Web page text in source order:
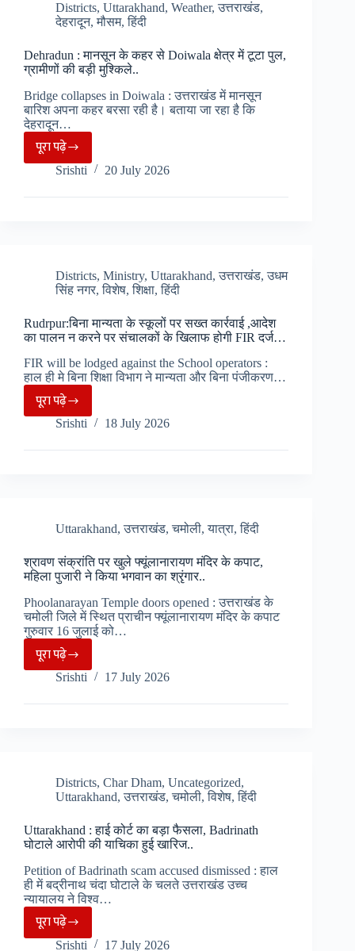
CM
धामी
ने
किया
दिवसीय
आयोजन,
शहीदों
को
Districts, Uttarakhand, Weather,उत्तराखंड,
देहरादून,मौसम,हिंदी
Dehradun : मानसून के कहर से Doiwala क्षेत्र में टूटा पुल,
ग्रामीणों की बड़ी मुश्किले..
Bridge collapses in Doiwala : उत्तराखंड में मानसून
बारिश अपना कहर बरसा रही है। बताया जा रहा है कि
देहरादून…
पूरा पढ़ेDehradun
:
मानसून
Doiwala
क्षेत्र
टूटा
पुल,
ग्रामीणों
की
बड़ी
मुश्किले..
Srishti 20 July 2026
Districts, Ministry, Uttarakhand,उत्तराखंड,उधम
सिंह नगर,विशेष,शिक्षा,हिंदी
Rudrpur:बिना मान्यता के स्कूलों पर सख्त कार्रवाई ,आदेश
का पालन न करने पर संचालकों के खिलाफ होगी FIR दर्ज…
FIR will be lodged against the School operators :
हाल ही मे बिना शिक्षा विभाग ने मान्यता और बिना पंजीकरण…
पूरा पढ़ेRudrpur:बिना
मान्यता
के
कार्रवाई
का
पालन
न
करने
पर
संचालकों
के
खिलाफ
Srishti 18 July 2026
Uttarakhand,उत्तराखंड,चमोली,यात्रा,हिंदी
श्रावण संक्रांति पर खुले फ्यूंलानारायण मंदिर के कपाट,
महिला पुजारी ने किया भगवान का श्रृंगार..
Phoolanarayan Temple doors opened : उत्तराखंड के
चमोली जिले में स्थित प्राचीन फ्यूंलानारायण मंदिर के कपाट
गुरुवार 16 जुलाई को…
पूरा पढ़ेश्रावण
संक्रांति
पर
के
कपाट,
महिला
पुजारी
किया
भगवान
का
श्रृंगार..
Srishti 17 July 2026
Districts, Char Dham, Uncategorized,
Uttarakhand,उत्तराखंड,चमोली,विशेष,हिंदी
Uttarakhand : हाई कोर्ट का बड़ा फैसला, Badrinath
घोटाले आरोपी की याचिका हुई खारिज..
Petition of Badrinath scam accused dismissed : हाल
ही में बद्रीनाथ चंदा घोटाले के चलते उत्तराखंड उच्च
न्यायालय ने विश्व…
पूरा पढ़ेUttarakhand
Srishti 17 July 2026